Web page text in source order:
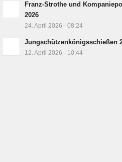
Franz-Strothe und
2026
24. April 2026 - 08:24
Jungschützenkönigsschießen
12. April 2026 - 10:44